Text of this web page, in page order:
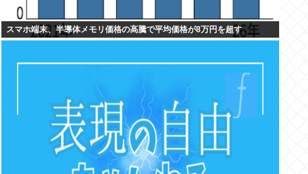
スマホ端末、半導体メモリ価格の高騰で平均価格が8万円を超す